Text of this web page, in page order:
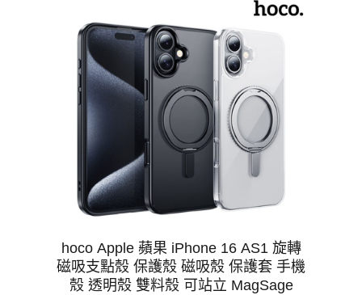
hoco Apple 蘋果 iPhone 16 AS1 旋轉
磁吸支點殼 保護殼 磁吸殼 保護套 手機
殼 透明殼 雙料殼 可站立 MagSage